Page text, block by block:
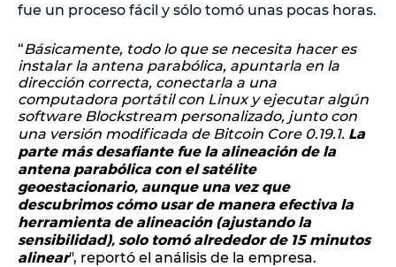
fue un proceso fácil y sólo tomó unas pocas horas.
“Básicamente, todo lo que se necesita hacer es
instalar la antena parabólica, apuntarla en la
dirección correcta, conectarla a una
computadora portátil con Linux y ejecutar algún
software Blockstream personalizado, junto con
una versión modificada de Bitcoin Core 0.19.1. La
parte más desafiante fue la alineación de la
antena parabólica con el satélite
geoestacionario, aunque una vez que
descubrimos cómo usar de manera efectiva la
herramienta de alineación (ajustando la
sensibilidad), solo tomó alrededor de 15 minutos
alinear", reportó el análisis de la empresa.